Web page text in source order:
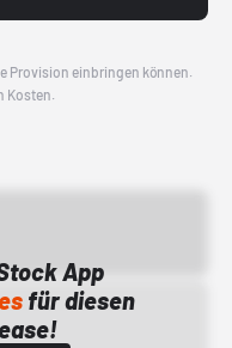
Provision einbringen können.
Kosten.
App
für diesen